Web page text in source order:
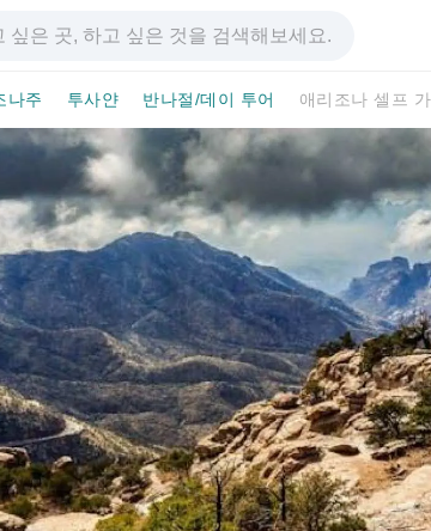
나주 투사얀 반나절/데이 투어 애리조나 셀프